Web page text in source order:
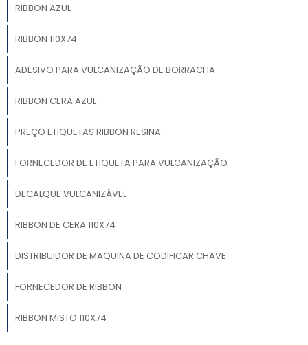
RIBBON AZUL
RIBBON 110X74
ADESIVO PARA VULCANIZAÇÃO DE BORRACHA
RIBBON CERA AZUL
PREÇO ETIQUETAS RIBBON RESINA
FORNECEDOR DE ETIQUETA PARA VULCANIZAÇÃO
DECALQUE VULCANIZÁVEL
RIBBON DE CERA 110X74
DISTRIBUIDOR DE MAQUINA DE CODIFICAR CHAVE
FORNECEDOR DE RIBBON
RIBBON MISTO 110X74